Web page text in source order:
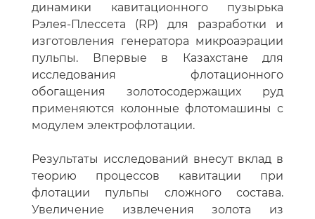
динамики кавитационного пузырька
Рэлея-Плессета (RP) для разработки и
изготовления генератора микроаэрации
пульпы. Впервые в Казахстане для
исследования флотационного
обогащения золотосодержащих руд
применяются колонные флотомашины с
модулем электрофлотации.
Результаты исследований внесут вклад в
теорию процессов кавитации при
флотации пульпы сложного состава.
Увеличение извлечения золота из